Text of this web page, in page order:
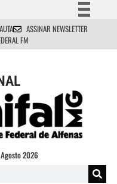
Simplifique!
Comunica BR
Acesso à informação
Legislação
Canais
ASSINAR NEWSLETTER
FM
2026